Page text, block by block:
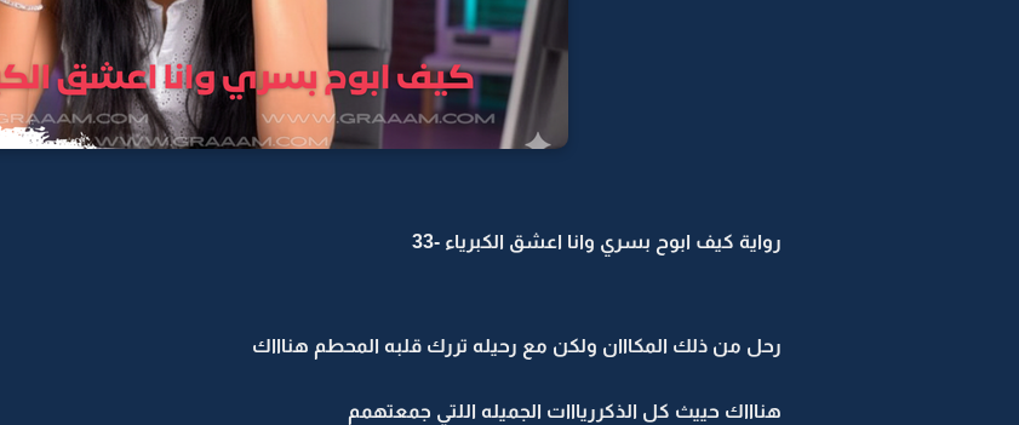
رواية كيف ابوح بسري وانا اعشق الكبرياء -33
رحل من ذلك المكااان ولكن مع رحيله تررك قلبه المحطم هناااك
هناااك حييث كل الذكرريااات الجميله اللتي جمعتهمم